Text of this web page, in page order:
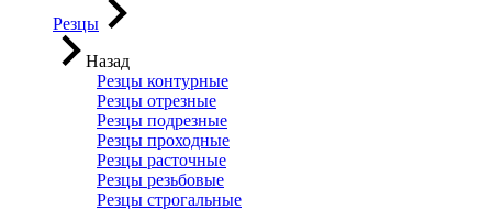
Резцы
Назад
Резцы контурные
Резцы отрезные
Резцы подрезные
Резцы проходные
Резцы расточные
Резцы резьбовые
Резцы строгальные